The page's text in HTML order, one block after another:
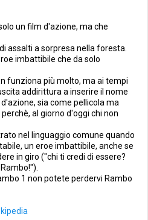
un film d'azione, ma che
assalti a sorpresa nella foresta.
imbattibile che da solo
funziona più molto, ma ai tempi
addirittura a inserire il nome
sia come pellicola ma
al giorno d'oggi chi non
nel linguaggio comune quando
un eroe imbattibile, anche se
in giro ("chi ti credi di essere?
1 non potete perdervi Rambo